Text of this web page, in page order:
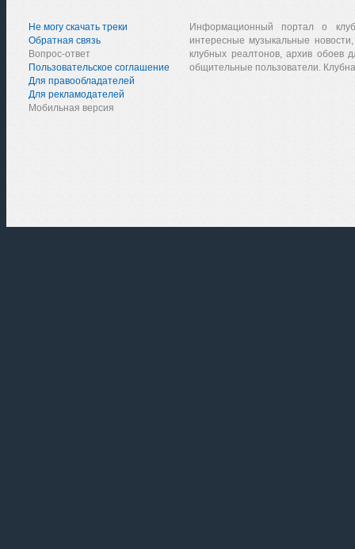
Не могу скачать треки
Обратная связь
Вопрос-ответ
Пользовательское соглашение
Для правообладателей
Для рекламодателей
Мобильная версия
Информационный портал о
интересные музыкальные
клубных реалтонов, архив обоев
общительные пользователи.